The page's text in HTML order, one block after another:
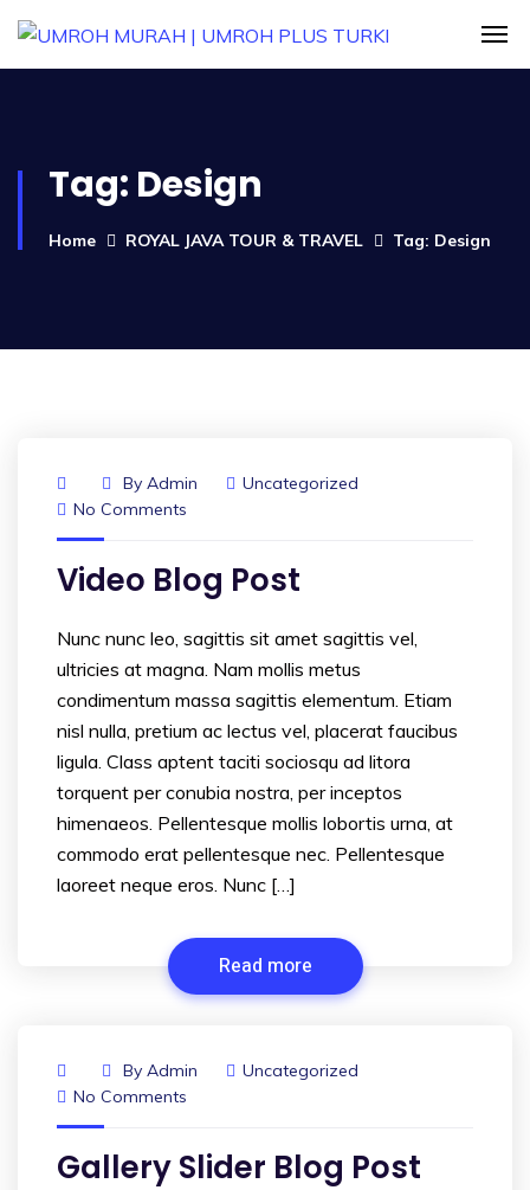
Tag: Design
Home ROYAL JAVA TOUR & TRAVEL Tag: Design
By Admin
Uncategorized
No Comments
Video Blog Post
Nunc nunc leo, sagittis sit amet sagittis vel,
ultricies at magna. Nam mollis metus
condimentum massa sagittis elementum. Etiam
nisl nulla, pretium ac lectus vel, placerat faucibus
ligula. Class aptent taciti sociosqu ad litora
torquent per conubia nostra, per inceptos
himenaeos. Pellentesque mollis lobortis urna, at
commodo erat pellentesque nec. Pellentesque
laoreet neque eros. Nunc […]
Read more
By Admin
Uncategorized
No Comments
Gallery Slider Blog Post